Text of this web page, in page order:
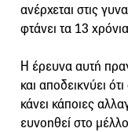
ανέρχεται στις
φτάνει τα 13
Η έρευνα αυτή
και αποδεικνύει
κάνει κάποιες
ευνοηθεί στο